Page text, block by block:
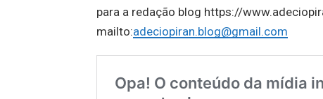
para a redação blog https://
mailto:adeciopiran.blog@gmail.com